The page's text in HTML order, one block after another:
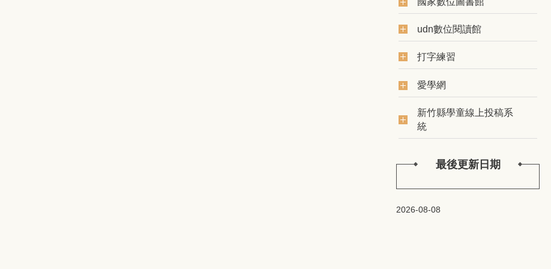
udn數位閱讀館
打字練習
愛學網
新竹縣學童線上投稿系
統
最後更新日期
2026-08-08